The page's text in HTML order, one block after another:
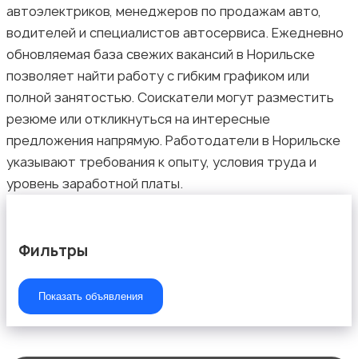
Медицина
Начало карьеры
Образование и наука
автоэлектриков, менеджеров по продажам авто,
водителей и специалистов автосервиса. Ежедневно
обновляемая база свежих вакансий в Норильске
позволяет найти работу с гибким графиком или
полной занятостью. Соискатели могут разместить
резюме или откликнуться на интересные
предложения напрямую. Работодатели в Норильске
указывают требования к опыту, условия труда и
уровень заработной платы.
Фильтры
Показать объявления